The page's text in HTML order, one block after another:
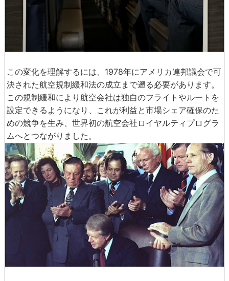
この変化を理解するには、1978年にアメリカ連邦議会で可
決された航空規制緩和法の成立まで遡る必要があります。
この規制緩和により航空会社は独自のフライトやルートを
設定できるようになり、これが利益と市場シェア確保のた
めの競争を生み、世界初の航空会社ロイヤルティプログラ
ムへとつながりました。